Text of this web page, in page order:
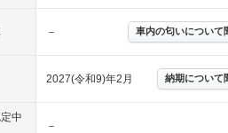
－ 車内の匂いについて
2027(令和9)年2月 納期について
中
－